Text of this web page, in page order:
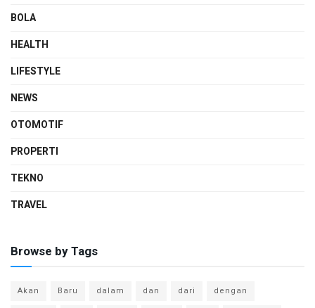
BOLA
HEALTH
LIFESTYLE
NEWS
OTOMOTIF
PROPERTI
TEKNO
TRAVEL
Browse by Tags
Akan Baru dalam dan dari
dengan